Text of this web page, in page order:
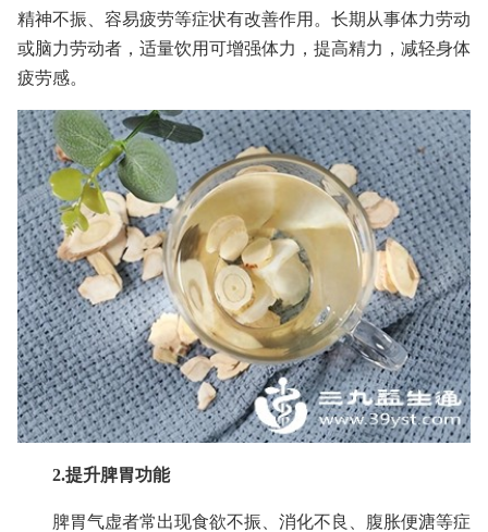
精神不振、容易疲劳等症状有改善作用。长期从事体力劳动
或脑力劳动者，适量饮用可增强体力，提高精力，减轻身体
疲劳感。
2.提升脾胃功能
脾胃气虚者常出现食欲不振、消化不良、腹胀便溏等症